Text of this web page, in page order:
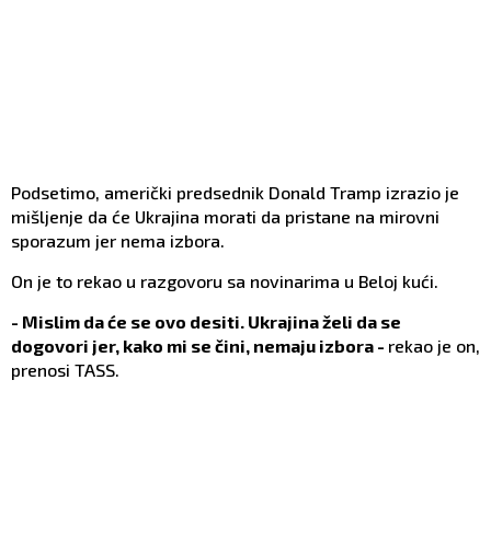
Podsetimo, američki predsednik Donald Tramp izrazio je
mišljenje da će Ukrajina morati da pristane na mirovni
sporazum jer nema izbora.
On je to rekao u razgovoru sa novinarima u Beloj kući.
- Mislim da će se ovo desiti. Ukrajina želi da se
dogovori jer, kako mi se čini, nemaju izbora - rekao je on,
prenosi TASS.